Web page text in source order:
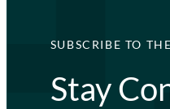
SUBSCRIBE TO
Stay